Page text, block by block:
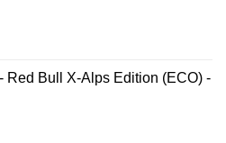
Red Bull X-Alps Edition (ECO) -